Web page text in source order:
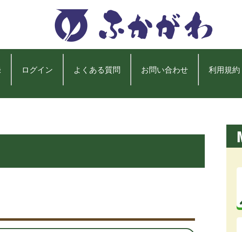
ログイン よくある質問 お問い合わせ 利用規約